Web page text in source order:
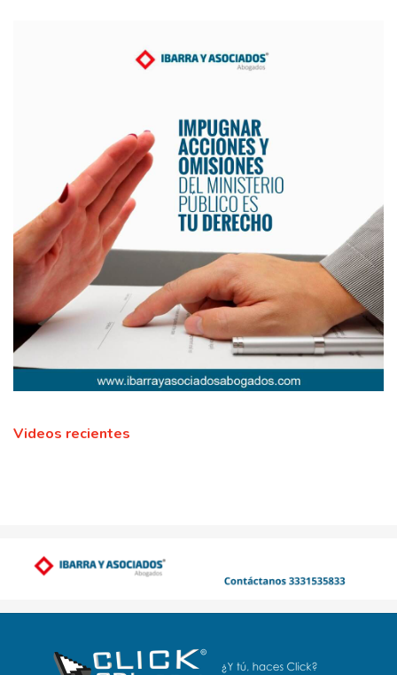
Videos recientes